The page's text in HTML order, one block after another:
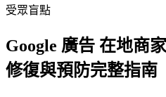
受眾盲點
Google 廣告 在地商
修復與預防完整指南